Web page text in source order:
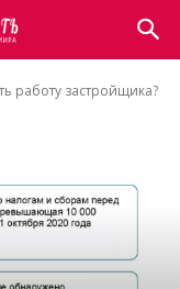
работу застройщика?